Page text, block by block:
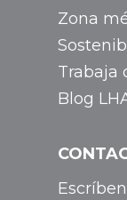
Zona
Trabaja
Blog